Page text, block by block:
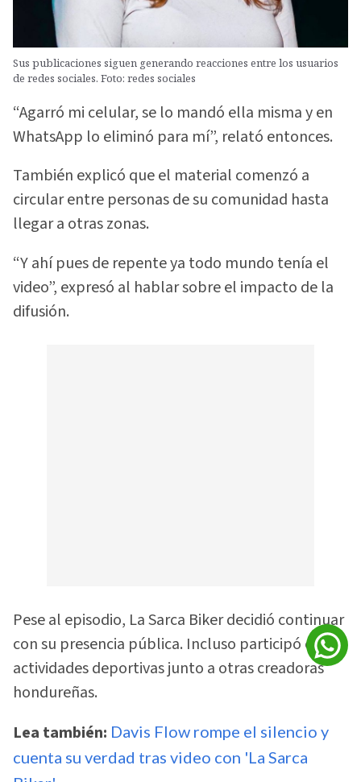
Sus publicaciones siguen generando reacciones entre los usuarios
de redes sociales. Foto: redes sociales
“Agarró mi celular, se lo mandó ella misma y en
WhatsApp lo eliminó para mí”, relató entonces.
También explicó que el material comenzó a
circular entre personas de su comunidad hasta
llegar a otras zonas.
“Y ahí pues de repente ya todo mundo tenía el
video”, expresó al hablar sobre el impacto de la
difusión.
Pese al episodio, La Sarca Biker decidió continuar
con su presencia pública. Incluso participó en
actividades deportivas junto a otras creadoras
hondureñas.
Lea también: Davis Flow rompe el silencio y
cuenta su verdad tras video con 'La Sarca